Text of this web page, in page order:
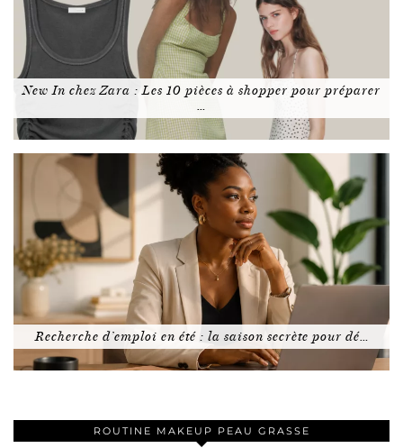
New In chez Zara : Les 10 pièces à shopper pour préparer
…
Recherche d’emploi en été : la saison secrète pour dé…
ROUTINE MAKEUP PEAU GRASSE